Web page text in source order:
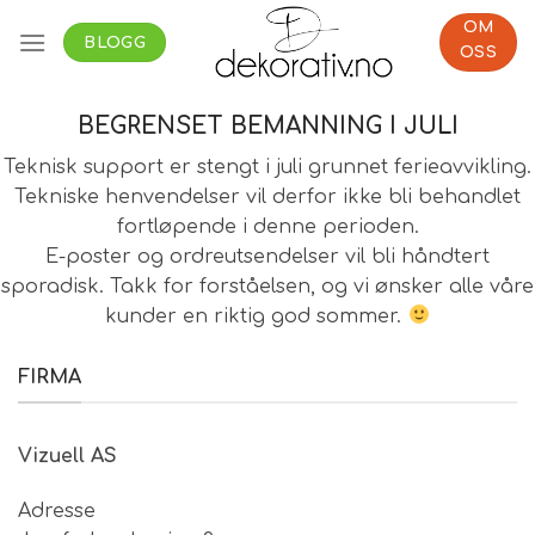
BLOGG
OM
OSS
BEGRENSET BEMANNING I JULI
Teknisk support er stengt i juli grunnet ferieavvikling.
Tekniske henvendelser vil derfor ikke bli behandlet
fortløpende i denne perioden.
E-poster og ordreutsendelser vil bli håndtert
sporadisk. Takk for forståelsen, og vi ønsker alle våre
kunder en riktig god sommer.
FIRMA
Vizuell AS
Adresse